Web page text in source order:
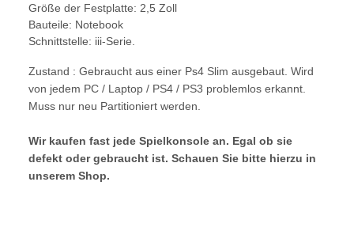
Größe der Festplatte: 2,5 Zoll
Bauteile: Notebook
Schnittstelle: iii-Serie.
Zustand : Gebraucht aus einer Ps4 Slim ausgebaut. Wird
von jedem PC / Laptop / PS4 / PS3 problemlos erkannt.
Muss nur neu Partitioniert werden.
Wir kaufen fast jede Spielkonsole an. Egal ob sie
defekt oder gebraucht ist. Schauen Sie bitte hierzu in
unserem Shop.